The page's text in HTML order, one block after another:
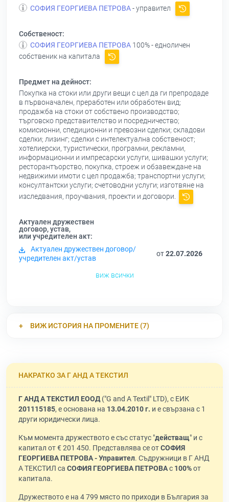
СОФИЯ ГЕОРГИЕВА ПЕТРОВА- управител
Собственост:
СОФИЯ ГЕОРГИЕВА ПЕТРОВА 100% - едноличен
собственик на капитала
Предмет на дейност:
Покупка на стоки или други вещи с цел да ги препродаде
в първоначален, преработен или обработен вид;
продажба на стоки от собствено производство;
търговско представителство и посредничество;
комисионни, спедиционни и превозни сделки; складови
сделки; лизинг; сделки с интелектуална собственост;
хотелиерски, туристически, програмни, рекламни,
информационни и импресарски услуги, шивашки услуги;
ресторантъорство, покупка, строеж и обзавеждане на
недвижими имоти с цел продажба; транспортни услуги;
консултантски услуги; счетоводни услуги; изготвяне на
изследвания, проучвания, проекти и договори.
Актуален дружествен
договор, устав,
или учредителен акт:
Актуален дружествен договор/
учредителен акт/устав
от22.07.2026
виж всички
ВИЖ ИСТОРИЯ НА ПРОМЕНИТЕ (7)
НАКРАТКО ЗА Г АНД А ТЕКСТИЛ
Г АНД А ТЕКСТИЛ ЕООД("G and A Textil" LTD), с ЕИК
201115185, е основана на 13.04.2010 г. и е свързана с 1
други юридически лица.
Към момента дружеството е със статус "действащ" и с
капитал от € 201 450. Представлява се отСОФИЯ
ГЕОРГИЕВА ПЕТРОВА - Управител. Съдружници в Г АНД
А ТЕКСТИЛ са СОФИЯ ГЕОРГИЕВА ПЕТРОВАс 100%от
капитала.
Дружеството е на 4 799 място по приходи в България за